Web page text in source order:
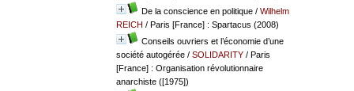
De la conscience en politique/ Wilhelm
REICH / Paris [France] : Spartacus (2008)
Conseils ouvriers et l’économie d’une
société autogérée/ SOLIDARITY/ Paris
[France] : Organisation révolutionnaire
anarchiste ([1975])